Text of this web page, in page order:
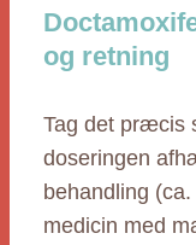
og retning
Tag det præcis
doseringen
behandling
medicin med